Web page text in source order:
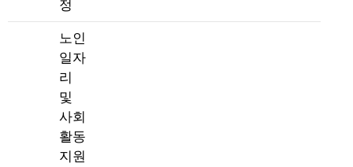
정
노인
일자
리
및
사회
활동
지원